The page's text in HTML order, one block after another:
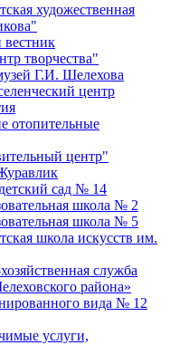
художественная
творчества"
Г.И. Шелехова
центр
отопительные
центр"
сад № 14
школа № 2
школа № 5
школа искусств им.
служба
района»
вида № 12
услуги,